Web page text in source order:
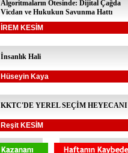
Algoritmaların Ötesinde: Dijital Çağda
Vicdan ve Hukukun Savunma Hattı
İREM KESİM
İnsanlık Hali
Hüseyin Kaya
KKTC'DE YEREL SEÇİM HEYECANI
Reşit KESİM